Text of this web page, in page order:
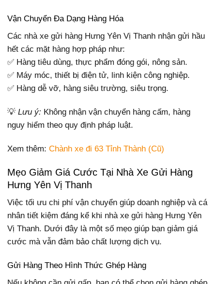
Vận Chuyển Đa Dạng Hàng Hóa
Các nhà xe gửi hàng Hưng Yên Vị Thanh nhận gửi hầu
hết các mặt hàng hợp pháp như:
✅ Hàng tiêu dùng, thực phẩm đóng gói, nông sản.
✅ Máy móc, thiết bị điện tử, linh kiện công nghiệp.
✅ Hàng dễ vỡ, hàng siêu trường, siêu trọng.
💡 Lưu ý: Không nhận vận chuyển hàng cấm, hàng
nguy hiểm theo quy định pháp luật.
Xem thêm: Chành xe đi 63 Tỉnh Thành (Cũ)
Mẹo Giảm Giá Cước Tại Nhà Xe Gửi Hàng
Hưng Yên Vị Thanh
Việc tối ưu chi phí vận chuyển giúp doanh nghiệp và cá
nhân tiết kiệm đáng kể khi nhà xe gửi hàng Hưng Yên
Vị Thanh. Dưới đây là một số mẹo giúp bạn giảm giá
cước mà vẫn đảm bảo chất lượng dịch vụ.
Gửi Hàng Theo Hình Thức Ghép Hàng